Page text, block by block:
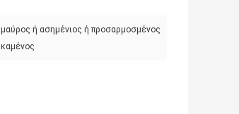
μαύρος ή ασημένιος ή προσαρμοσμένος
καμένος